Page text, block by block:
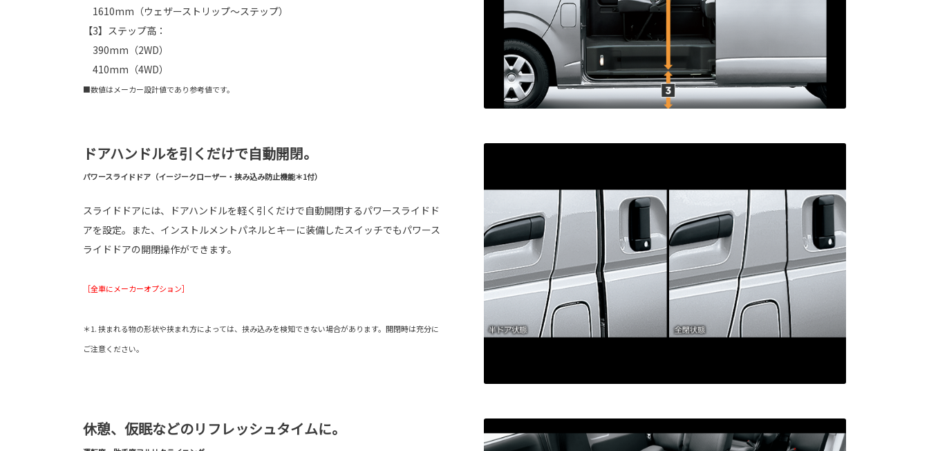
1610mm（ウェザーストリップ～ステップ）
【3】ステップ高：
390mm（2WD）
410mm（4WD）
■数値はメーカー設計値であり参考値です。
ドアハンドルを引くだけで自動開閉。
パワースライドドア（イージークローザー・挟み込み防止機能＊1付）
スライドドアには、ドアハンドルを軽く引くだけで自動開閉するパワースライドド
アを設定。また、インストルメントパネルとキーに装備したスイッチでもパワース
ライドドアの開閉操作ができます。
［全車にメーカーオプション］
＊1. 挟まれる物の形状や挟まれ方によっては、挟み込みを検知できない場合があります。開閉時は充分に
ご注意ください。
休憩、仮眠などのリフレッシュタイムに。